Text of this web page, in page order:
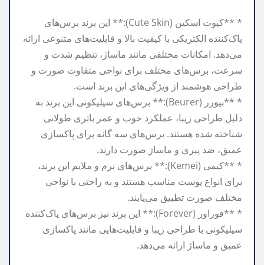
* **کیوت اسکین (Cute Skin):** این برند برس‌های
پاک‌کننده الکتریکی با کیفیت بالا و قابلیت‌های متنوعی ارائه
می‌دهد. امکانات مختلفی مانند ماساژ، تنظیم شدت و
سرعت، برس‌های مختلف برای نواحی متفاوت صورت و
طراحی هوشمند از ویژگی‌های این برند است.
* **بیورر (Beurer):** برس‌های سیلیکونی این برند به
دلیل طراحی زیبا، عملکرد خوب و عمر باتری طولانی
شناخته شده هستند. برس‌های سه گانه برای پاکسازی
عمیق، ضد پیری و ماساژ صورت دارند.
* **کیمی (Kemei):** برس‌های نرم و ملایم این برند،
برای انواع پوست مناسب هستند و به راحتی با نواحی
مختلف صورت تطبیق می‌یابند.
* **فوراور (Forever):** این برند نیز برس‌های پاک‌کننده
سیلیکونی با طراحی زیبا و قابلیت‌هایی مانند پاکسازی
عمیق و ماساژ ارائه می‌دهد.